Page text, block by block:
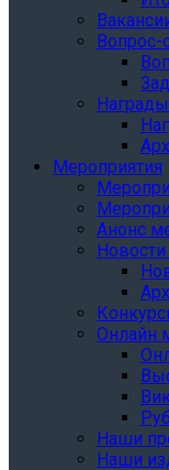
Вопрос-
Мероприятия
Анонс
Онлайн
Наши
Наши